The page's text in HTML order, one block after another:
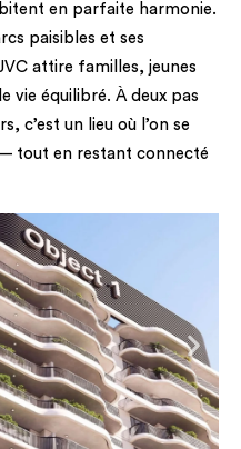
en parfaite harmonie.
paisibles et ses
attire familles, jeunes
vie équilibré. À deux pas
c’est un lieu où l’on se
tout en restant connecté